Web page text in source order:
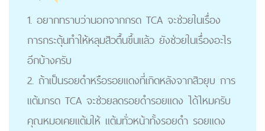
1. อยากทราบว่านอกจากกรด TCA จะช่วยในเรื่อง
การกระตุ้นทำให้หลุมสิวตื้นขึ้นแล้ว ยังช่วยในเรื่องอะไร
อีกบ้างครับ
2. ถ้าเป็นรอยดำหรือรอยแดงที่เกิดหลังจากสิวยุบ การ
แต้มกรด TCA จะช่วยลดรอยดำรอยแดง ได้ไหมครับ
คุณหมอเคยแต้มให้ แต้มทั่วหน้าทั้งรอยดำ รอยแดง